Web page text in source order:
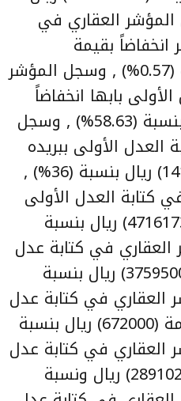
, وسجل المؤشر العقاري في
انخفاضاً بقيمة
(502319875) ريال بنسبة (0.57%) , وسجل المؤشر
بابها انخفاضاً
بقيمة (29562250) ريال بنسبة (58.63%) , وسجل
العدل الأولى ببريده
انخفاضاً بقيمة (141171273) ريال بنسبة (36%) ,
كتابة العدل الأولى
بتبوك انخفاضًا بقيمة (47161736) ريال بنسبة
العقاري في كتابة عدل
القريات انخفاضاً بقيمة (3759500) ريال بنسبة
العقاري في كتابة عدل
عيون الجواء انخفاضاً بقيمة (672000) ريال بنسبة
العقاري في كتابة عدل
عنيزة انخفاضاً بقيمة (28910257) ريال ونسبة